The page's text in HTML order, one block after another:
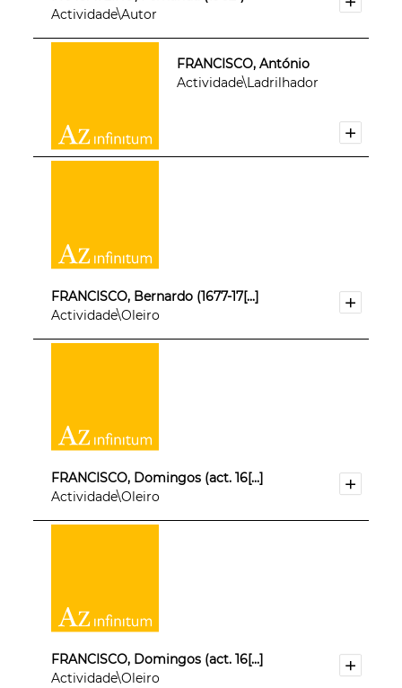
Actividade\Autor
FRANCISCO, António
Actividade\Ladrilhador
FRANCISCO, Bernardo (1677-17[...]
Actividade\Oleiro
FRANCISCO, Domingos (act. 16[...]
Actividade\Oleiro
FRANCISCO, Domingos (act. 16[...]
Actividade\Oleiro